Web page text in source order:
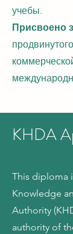
учебы.
Присвоено
KHDA
This diploma
Knowledge
Authority
authority of